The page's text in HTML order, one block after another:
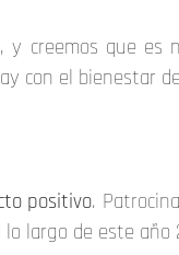
creemos que
con el bienestar
positivo.
largo de este